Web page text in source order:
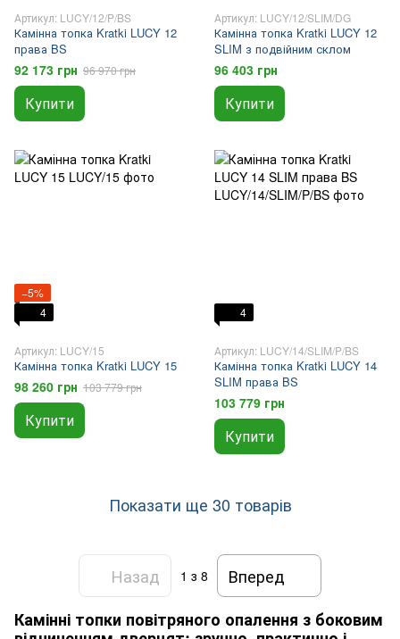
Артикул: LUCY/12/P/BS
Камінна топка Kratki LUCY 12
права BS
92 173 грн 96 970 грн
Купити
Артикул: LUCY/12/SLIM/DG
Камінна топка Kratki LUCY 12
SLIM з подвійним склом
96 403 грн
Купити
−5%
4
Артикул: LUCY/15
Камінна топка Kratki LUCY 15
98 260 грн 103 779 грн
Купити
4
Артикул: LUCY/14/SLIM/P/BS
Камінна топка Kratki LUCY 14
SLIM права BS
103 779 грн
Купити
Показати ще 30 товарів
Назад 1 з 8
Вперед
Камінні топки повітряного опалення з боковим